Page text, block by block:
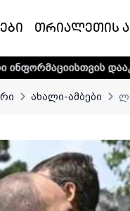
თრიალეთის
დააკლიკეთ ლინკს
ახალი-ამბები